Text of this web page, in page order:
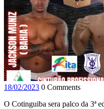
18/02/2023 0 Comments
O Cotinguiba sera palco da